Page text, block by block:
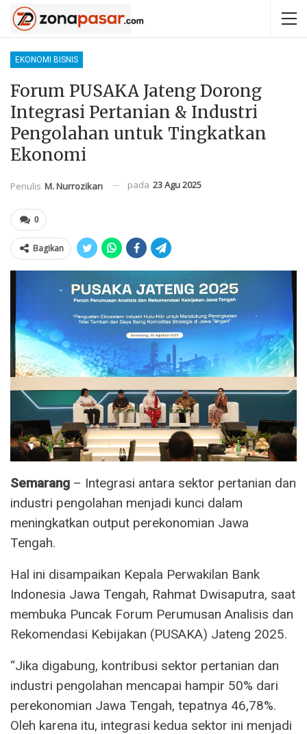
EKONOMI BISNIS
Forum PUSAKA Jateng Dorong
Integrasi Pertanian & Industri
Pengolahan untuk Tingkatkan
Ekonomi
Penulis M. Nurrozikan pada 23 Agu 2025
0
Bagikan
Semarang – Integrasi antara sektor pertanian dan
industri pengolahan menjadi kunci dalam
meningkatkan output perekonomian Jawa
Tengah.
Hal ini disampaikan Kepala Perwakilan Bank
Indonesia Jawa Tengah, Rahmat Dwisaputra, saat
membuka Puncak Forum Perumusan Analisis dan
Rekomendasi Kebijakan (PUSAKA) Jateng 2025.
“Jika digabung, kontribusi sektor pertanian dan
industri pengolahan mencapai hampir 50% dari
perekonomian Jawa Tengah, tepatnya 46,78%.
Oleh karena itu, integrasi kedua sektor ini menjadi